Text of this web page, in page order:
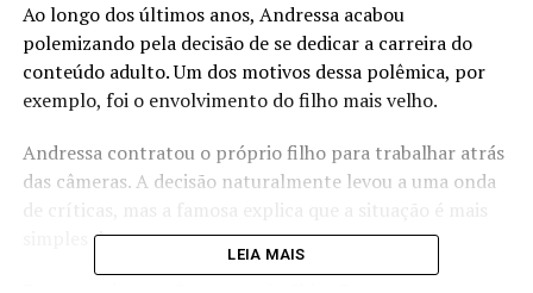
Ao longo dos últimos anos, Andressa acabou
polemizando pela decisão de se dedicar a carreira do
conteúdo adulto. Um dos motivos dessa polêmica, por
exemplo, foi o envolvimento do filho mais velho.
Andressa contratou o próprio filho para trabalhar atrás
das câmeras. A decisão naturalmente levou a uma onda
de críticas, mas a famosa explica que a situação é mais
simples do que parece.
LEIA MAIS